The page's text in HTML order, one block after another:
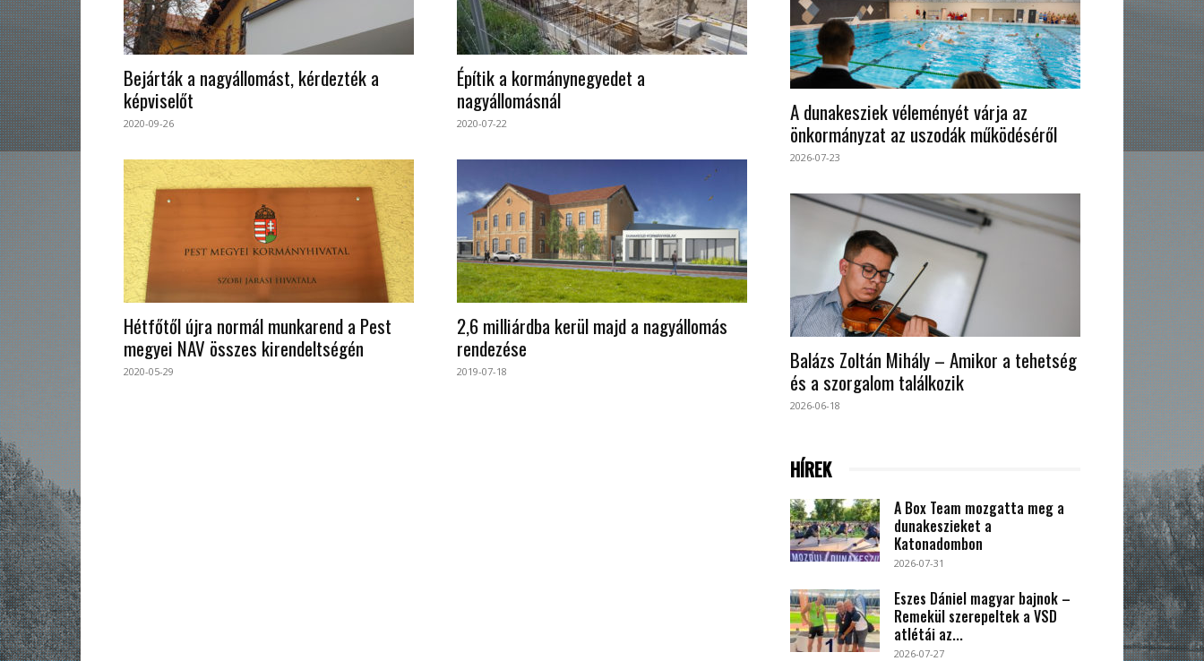
Bejárták a nagyállomást, kérdezték a
képviselőt
2020-09-26
Építik a kormánynegyedet a
nagyállomásnál
2020-07-22
Hétfőtől újra normál munkarend a Pest
megyei NAV összes kirendeltségén
2020-05-29
2,6 milliárdba kerül majd a nagyállomás
rendezése
2019-07-18
A dunakesziek véleményét várja az
önkormányzat az uszodák működéséről
2026-07-23
Balázs Zoltán Mihály – Amikor a tehetség
és a szorgalom találkozik
2026-06-18
HÍREK
A Box Team mozgatta meg a
dunakeszieket a
Katonadombon
2026-07-31
Eszes Dániel magyar bajnok –
Remekül szerepeltek a VSD
atlétái az...
2026-07-27